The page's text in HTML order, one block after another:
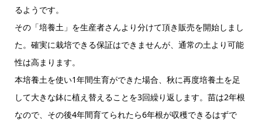
るようです。
その「培養土」を生産者さんより分けて頂き販売を開始しまし
た。確実に栽培できる保証はできませんが、通常の土より可能
性は高まります。
本培養土を使い1年間生育ができた場合、秋に再度培養土を足
して大きな鉢に植え替えることを3回繰り返します。苗は2年根
なので、その後4年間育てられたら6年根が収穫できるはずで